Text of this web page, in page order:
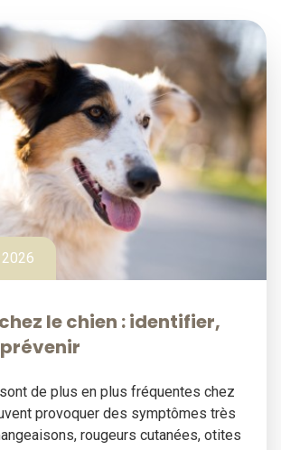
le chien : identifier,
de plus en plus fréquentes chez
provoquer des symptômes très
rougeurs cutanées, otites